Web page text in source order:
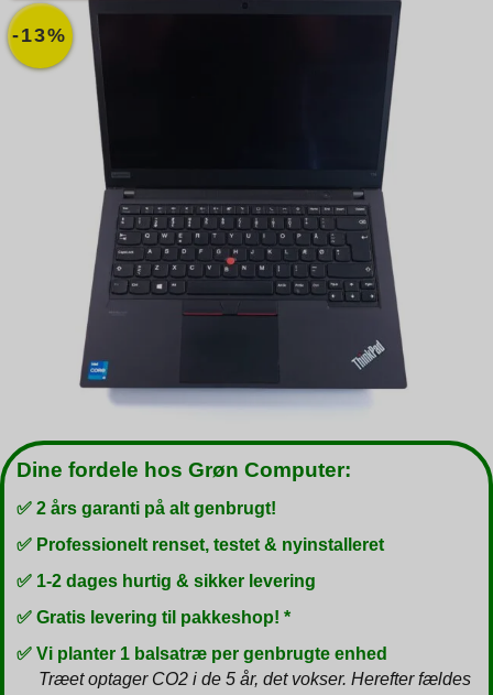
-13%
Dine fordele hos Grøn Computer:
✅ 2 års garanti på alt genbrugt!
✅ Professionelt renset, testet & nyinstalleret
✅ 1-2 dages hurtig & sikker levering
✅ Gratis levering til pakkeshop! *
✅ Vi planter 1 balsatræ per genbrugte enhed
Træet optager CO2 i de 5 år, det vokser. Herefter fældes